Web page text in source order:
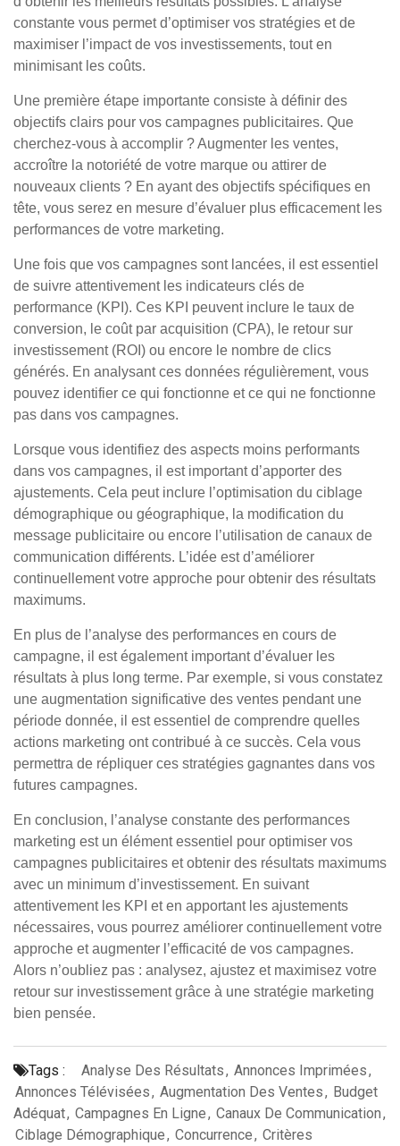
constante vous permet d’optimiser vos stratégies et de
maximiser l’impact de vos investissements, tout en
minimisant les coûts.
Une première étape importante consiste à définir des
objectifs clairs pour vos campagnes publicitaires. Que
cherchez-vous à accomplir ? Augmenter les ventes,
accroître la notoriété de votre marque ou attirer de
nouveaux clients ? En ayant des objectifs spécifiques en
tête, vous serez en mesure d’évaluer plus efficacement les
performances de votre marketing.
Une fois que vos campagnes sont lancées, il est essentiel
de suivre attentivement les indicateurs clés de
performance (KPI). Ces KPI peuvent inclure le taux de
conversion, le coût par acquisition (CPA), le retour sur
investissement (ROI) ou encore le nombre de clics
générés. En analysant ces données régulièrement, vous
pouvez identifier ce qui fonctionne et ce qui ne fonctionne
pas dans vos campagnes.
Lorsque vous identifiez des aspects moins performants
dans vos campagnes, il est important d’apporter des
ajustements. Cela peut inclure l’optimisation du ciblage
démographique ou géographique, la modification du
message publicitaire ou encore l’utilisation de canaux de
communication différents. L’idée est d’améliorer
continuellement votre approche pour obtenir des résultats
maximums.
En plus de l’analyse des performances en cours de
campagne, il est également important d’évaluer les
résultats à plus long terme. Par exemple, si vous constatez
une augmentation significative des ventes pendant une
période donnée, il est essentiel de comprendre quelles
actions marketing ont contribué à ce succès. Cela vous
permettra de répliquer ces stratégies gagnantes dans vos
futures campagnes.
En conclusion, l’analyse constante des performances
marketing est un élément essentiel pour optimiser vos
campagnes publicitaires et obtenir des résultats maximums
avec un minimum d’investissement. En suivant
attentivement les KPI et en apportant les ajustements
nécessaires, vous pourrez améliorer continuellement votre
approche et augmenter l’efficacité de vos campagnes.
Alors n’oubliez pas : analysez, ajustez et maximisez votre
retour sur investissement grâce à une stratégie marketing
bien pensée.
Tags : Analyse Des Résultats, Annonces Imprimées,
Annonces Télévisées, Augmentation Des Ventes, Budget
Adéquat, Campagnes En Ligne, Canaux De Communication,
Ciblage Démographique, Concurrence, Critères